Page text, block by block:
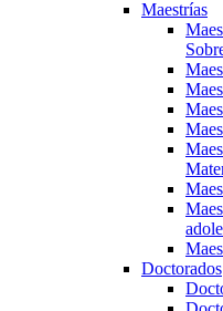
Maestrías
Doctorados